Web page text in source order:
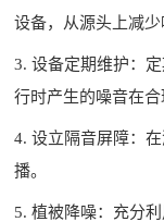
设备，从源头上减少
3. 设备定期维护：
行时产生的噪音在合
4. 设立隔音屏障：
播。
5. 植被降噪：充分